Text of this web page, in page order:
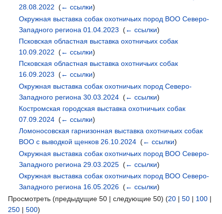
28.08.2022 ‎(← ссылки)
Окружная выставка собак охотничьих пород ВОО Северо-
Западного региона 01.04.2023 ‎(← ссылки)
Псковская областная выставка охотничьих собак
10.09.2022 ‎(← ссылки)
Псковская областная выставка охотничьих собак
16.09.2023 ‎(← ссылки)
Окружная выставка собак охотничьих пород Северо-
Западного региона 30.03.2024 ‎(← ссылки)
Костромская городская выставка охотничьих собак
07.09.2024 ‎(← ссылки)
Ломоносовская гарнизонная выставка охотничьих собак
ВОО с выводкой щенков 26.10.2024 ‎(← ссылки)
Окружная выставка собак охотничьих пород ВОО Северо-
Западного региона 29.03.2025 ‎(← ссылки)
Окружная выставка собак охотничьих пород ВОО Северо-
Западного региона 16.05.2026 ‎(← ссылки)
Просмотреть (предыдущие 50 | следующие 50) (20 | 50 | 100 |
250 | 500)